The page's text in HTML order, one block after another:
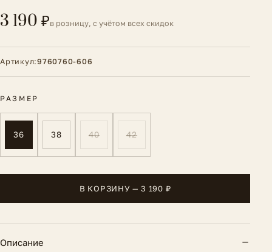
3 190 ₽в розницу, с учётом всех скидок
Артикул:9760760-606
РАЗМЕР
36 38 40 42
В КОРЗИНУ — 3 190 ₽
Описание